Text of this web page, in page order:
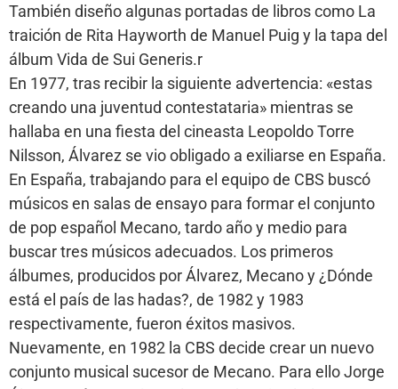
También diseño algunas portadas de libros como La
traición de Rita Hayworth de Manuel Puig y la tapa del
álbum Vida de Sui Generis.r
En 1977, tras recibir la siguiente advertencia: «estas
creando una juventud contestataria» mientras se
hallaba en una fiesta del cineasta Leopoldo Torre
Nilsson, Álvarez se vio obligado a exiliarse en España.
En España, trabajando para el equipo de CBS buscó
músicos en salas de ensayo para formar el conjunto
de pop español Mecano, tardo año y medio para
buscar tres músicos adecuados. Los primeros
álbumes, producidos por Álvarez, Mecano y ¿Dónde
está el país de las hadas?, de 1982 y 1983
respectivamente, fueron éxitos masivos.
Nuevamente, en 1982 la CBS decide crear un nuevo
conjunto musical sucesor de Mecano. Para ello Jorge